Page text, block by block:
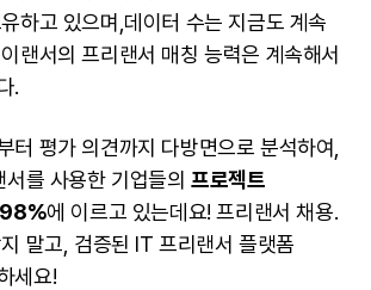
하고 있으며,데이터 수는 지금도 계속
랜서의 프리랜서 매칭 능력은 계속해서
.
터 평가 의견까지 다방면으로 분석하여,
서를 사용한 기업들의프로젝트
98%에 이르고 있는데요! 프리랜서 채용.
말고, 검증된 IT프리랜서 플랫폼
세요!